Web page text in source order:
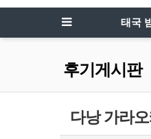
태국
후기게시판
다낭 가라